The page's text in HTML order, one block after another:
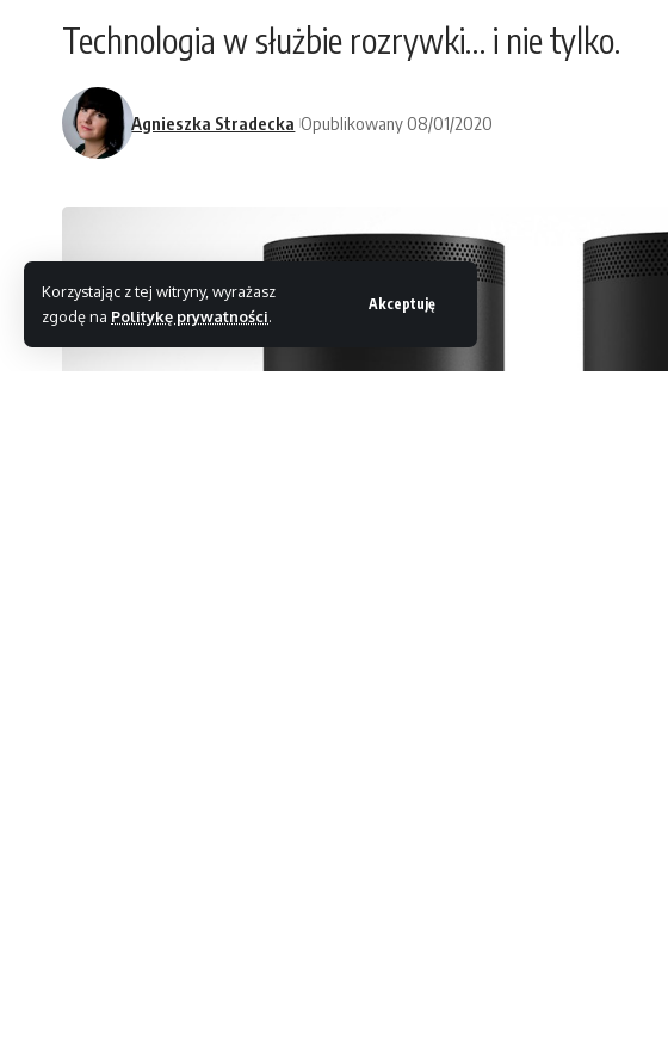
Korzystając z tej witryny, wyrażasz
zgodę na Politykę prywatności.
Akceptuję
Technologia w służbie rozrywki… i nie tylko.
Agnieszka Stradecka Opublikowany 08/01/2020